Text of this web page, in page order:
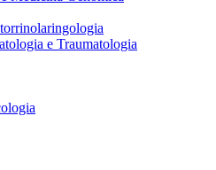
e Traumatologia